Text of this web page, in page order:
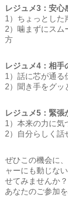
レジュメ3：安心
1）ちょっとした
2）噛まずにスム
方
レジュメ4：相手
1）話に芯が通る
2）聞き手をグッ
レジュメ5：緊張
1）本来の力に気
2）自分らしく話
ぜひこの機会に
ャーにも動じな
せてみませんか？
あなたのご参加